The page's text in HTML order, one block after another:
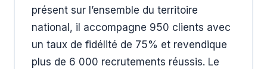
présent sur l’ensemble du territoire
national, il accompagne 950 clients avec
un taux de fidélité de 75% et revendique
plus de 6 000 recrutements réussis. Le